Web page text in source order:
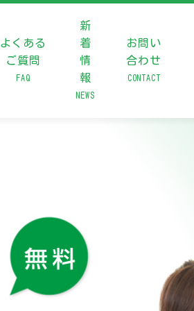
よくある
ご質問
FAQ
新
着
情
報
NEWS
お問い
合わせ
CONTACT
LINEを起動する